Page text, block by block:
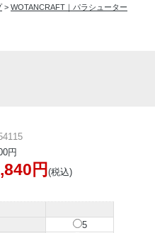
> WOTANCRAFT｜パラシューター
円
円(税込)
5